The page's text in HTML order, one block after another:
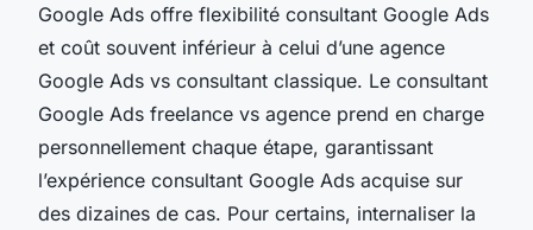
Google Ads offre flexibilité consultant Google Ads
et coût souvent inférieur à celui d’une agence
Google Ads vs consultant classique. Le consultant
Google Ads freelance vs agence prend en charge
personnellement chaque étape, garantissant
l’expérience consultant Google Ads acquise sur
des dizaines de cas. Pour certains, internaliser la